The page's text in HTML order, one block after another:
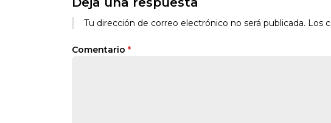
Tu dirección de correo electrónico no será publicada. Los
Comentario *